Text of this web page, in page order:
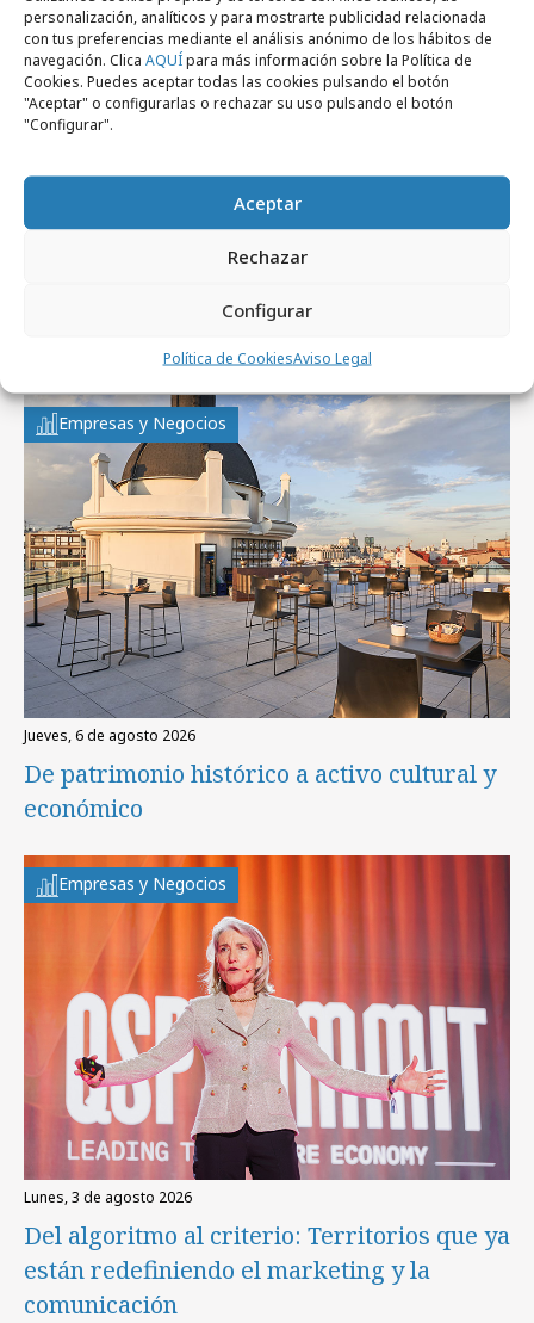
personalización, analíticos y para mostrarte publicidad relacionada
con tus preferencias mediante el análisis anónimo de los hábitos de
navegación. Clica AQUÍpara más información sobre la Política de
Cookies. Puedes aceptar todas las cookies pulsando el botón
"Aceptar" o configurarlas o rechazar su uso pulsando el botón
"Configurar".
Aceptar
Rechazar
Configurar
Política de CookiesAviso Legal
Noticias Relacionadas
No se han encontrado noticias relacionadas.
Artículos recientes
Empresas y Negocios
jueves, 6 de agosto 2026
De patrimonio histórico a activo cultural y
económico
Empresas y Negocios
lunes, 3 de agosto 2026
Del algoritmo al criterio: Territorios que ya
están redefiniendo el marketing y la
comunicación